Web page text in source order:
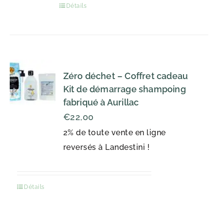
Détails
Zéro déchet – Coffret cadeau
Kit de démarrage shampoing
fabriqué à Aurillac
2% de toute vente en ligne
reversés à Landestini !
€22,00
Détails